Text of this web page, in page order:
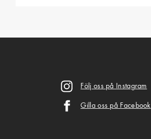
Följ oss på Instagram
Gilla oss på Facebook